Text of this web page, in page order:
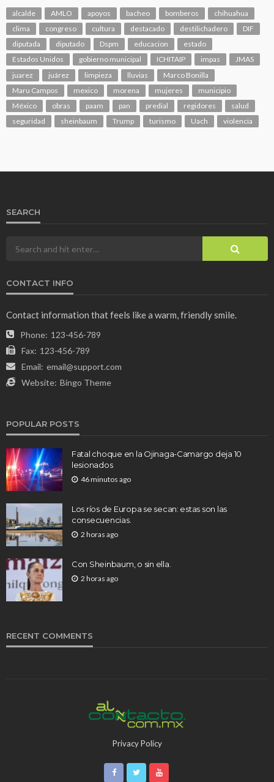
alcalde AMLO apoyos bacheo bomberos
chihuahua
clima
congreso cultura destacado destilichadero
DIF
diputada
diputado Dspm educacion
estado
Estados Unidos
gobierno municipal ICHITAIP impas
JMAS
juarez
juárez limpieza lluvias
Marco Bonilla
Maru Campos
mexico morena mujeres
municipio
México
obras paam pan predial regidores
salud
seguridad
sheinbaum Trump turismo Uach violencia
SEARCH
CONTACT INFO
Contact information that feels like a warm, friendly smile.
Phone: 123-456-789
Fax: 123-456-789
Email: email@support.com
Website: Bingo Theme
POPULAR POSTS
Fatal choque en la Ojinaga-Camargo deja 10
lesionados
46 minutos ago
Los ríos de Europa se secan: estas son las
consecuencias.
2 horas ago
Con Sheinbaum, o sin ella.
2 horas ago
RECENT COMMENTS
Privacy Policy